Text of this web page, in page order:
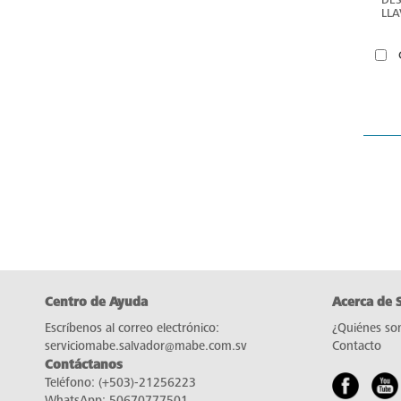
Centro de Ayuda
Escríbenos al correo electrónico:
serviciomabe.salvador@mabe.com.sv
Contáctanos
Teléfono: (+503)-21256223
Acerca de
¿Quiénes
Contacto